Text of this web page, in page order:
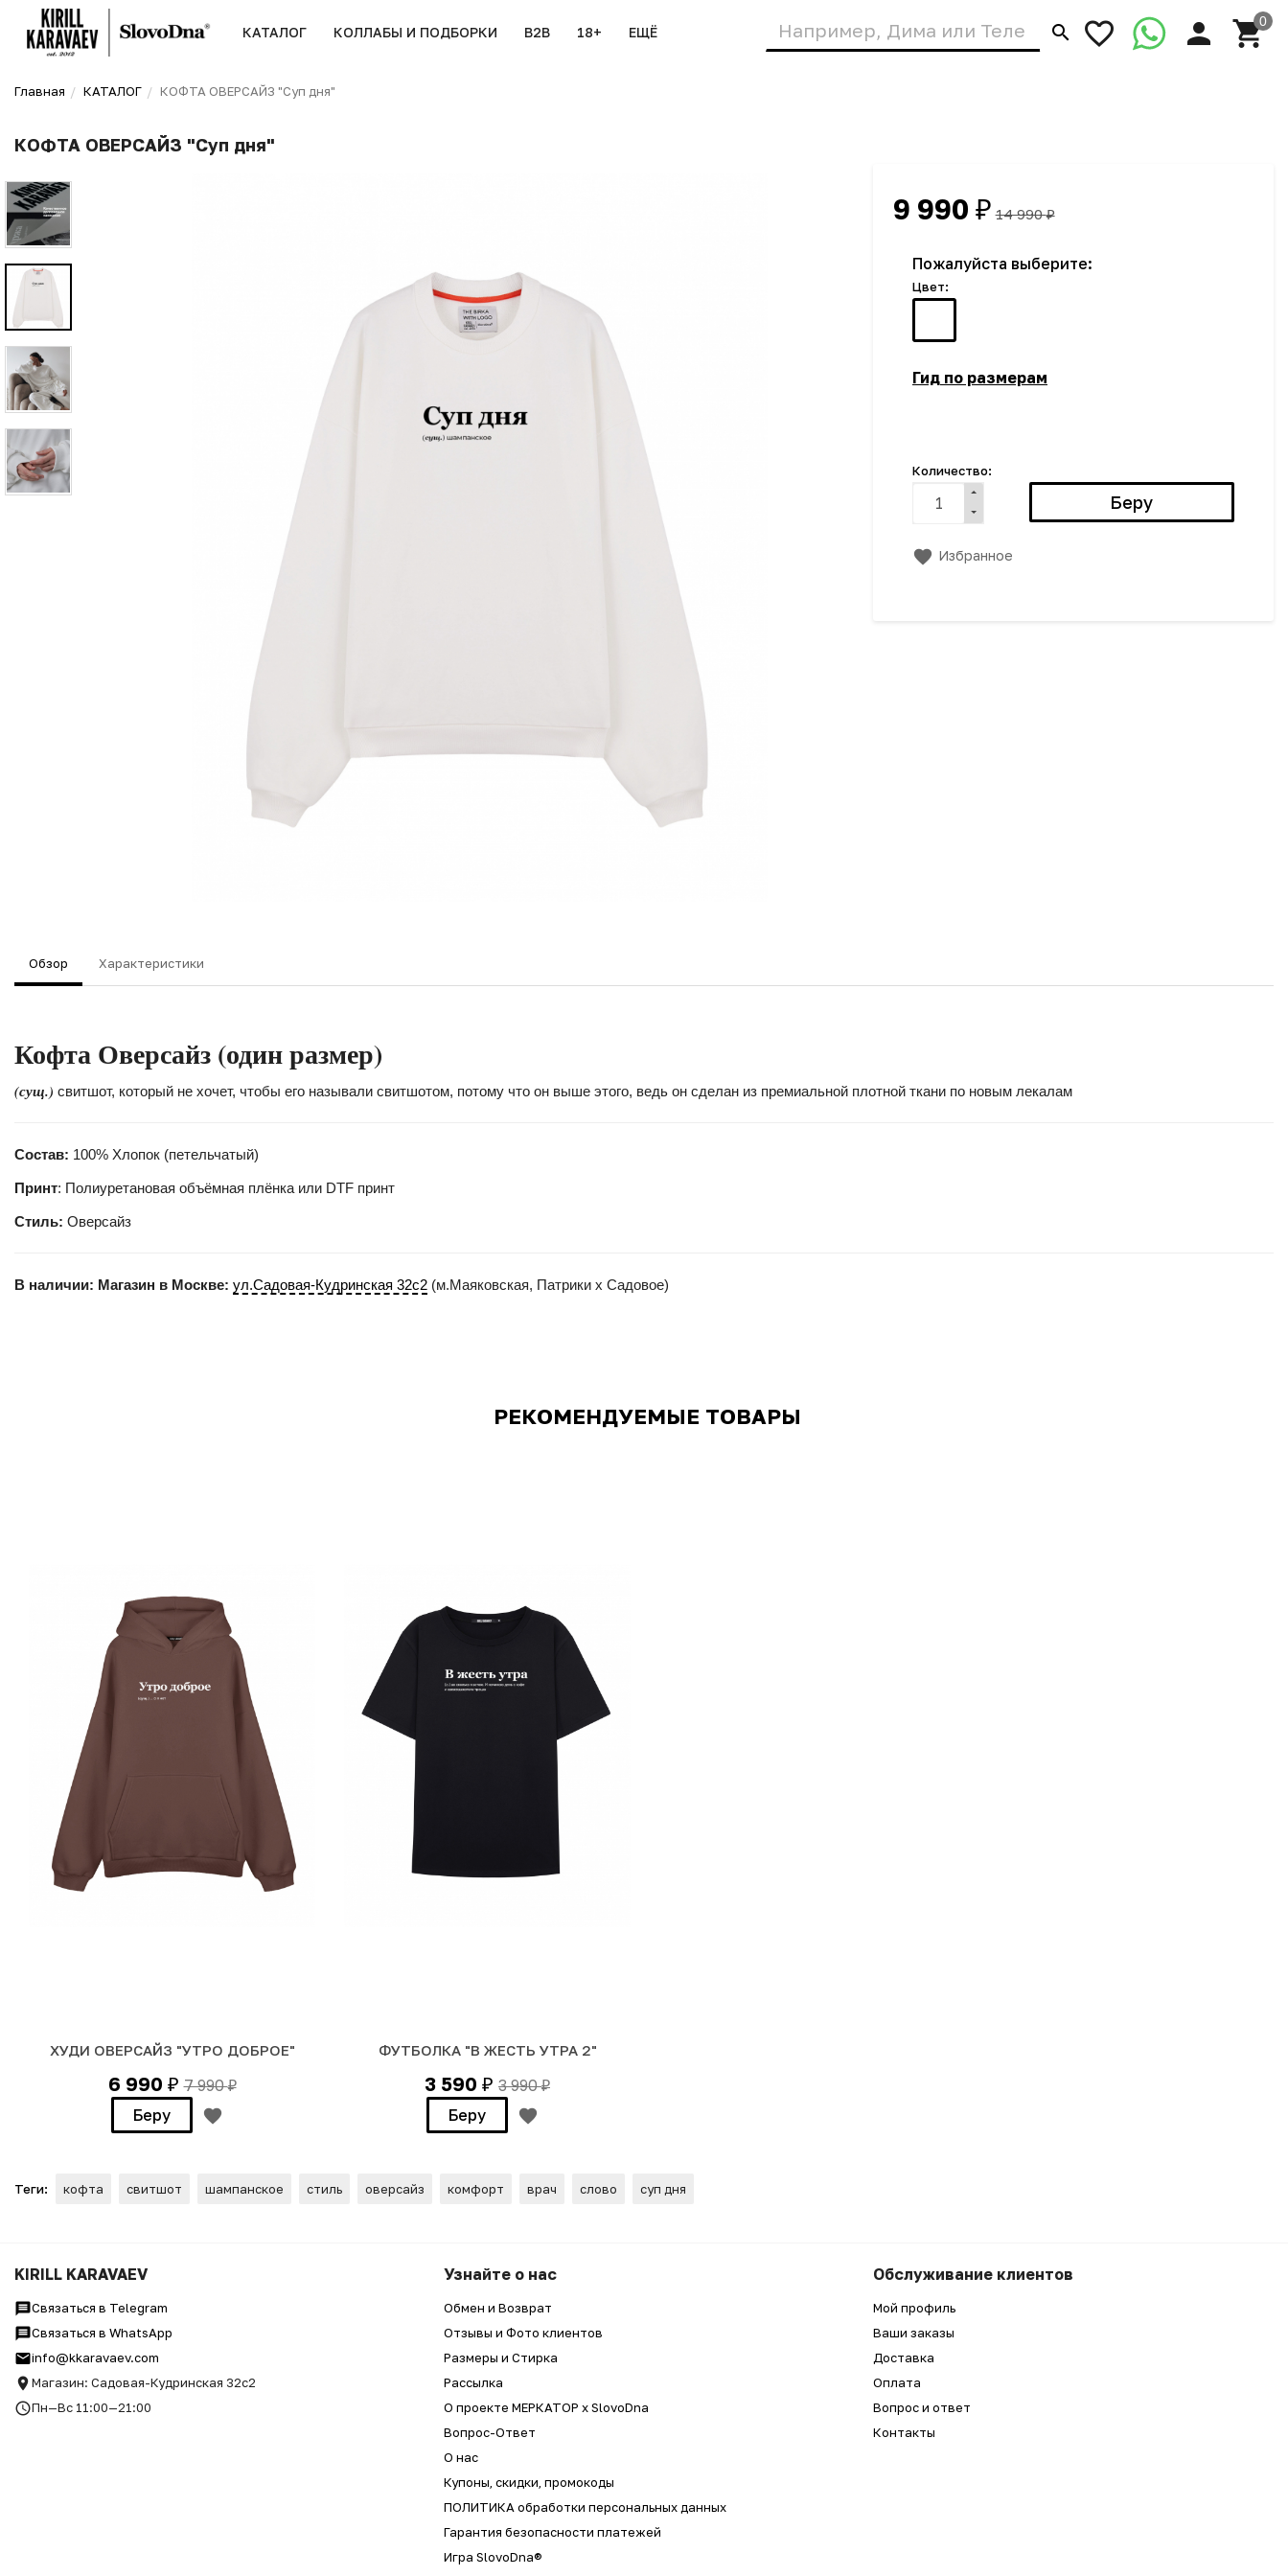
КАТАЛОГ КОЛЛАБЫ И ПОДБОРКИ B2B 18+ ЕЩЁ
Главная КАТАЛОГ КОФТА ОВЕРСАЙЗ "Суп дня"
КОФТА ОВЕРСАЙЗ "Суп дня"
9 990 ₽ 14 990₽
Пожалуйста выберите:
Цвет:
Гид по размерам
Количество:
Избранное
Обзор Характеристики
Кофта Оверсайз (один размер)
(сущ.) свитшот, который не хочет, чтобы его называли свитшотом, потому что он выше этого, ведь он сделан из премиальной плотной ткани по новым лекалам
Состав: 100% Хлопок (петельчатый)
Принт: Полиуретановая объёмная плёнка или DTF принт
Стиль: Оверсайз
В наличии: Магазин в Москве: ул.Садовая-Кудринская 32с2 (м.Маяковская, Патрики x Садовое)
РЕКОМЕНДУЕМЫЕ ТОВАРЫ
ХУДИ ОВЕРСАЙЗ "УТРО ДОБРОЕ"
6 990 ₽ 7 990₽
Беру
ФУТБОЛКА "В ЖЕСТЬ УТРА 2"
3 590 ₽ 3 990₽
Беру
Теги: кофта свитшот шампанское стиль оверсайз комфорт врач слово суп дня
KIRILL KARAVAEV
Связаться в Telegram
Связаться в WhatsApp
info@kkaravaev.com
Магазин: Садовая-Кудринская 32с2
Пн—Вс 11:00—21:00
Узнайте о нас
Обмен и Возврат
Отзывы и Фото клиентов
Размеры и Стирка
Рассылка
О проекте МЕРКАТОР x SlovoDna
Вопрос-Ответ
О нас
Купоны, скидки, промокоды
ПОЛИТИКА обработки персональных данных
Гарантия безопасности платежей
Игра SlovoDna®
Обслуживание клиентов
Мой профиль
Ваши заказы
Доставка
Оплата
Вопрос и ответ
Контакты